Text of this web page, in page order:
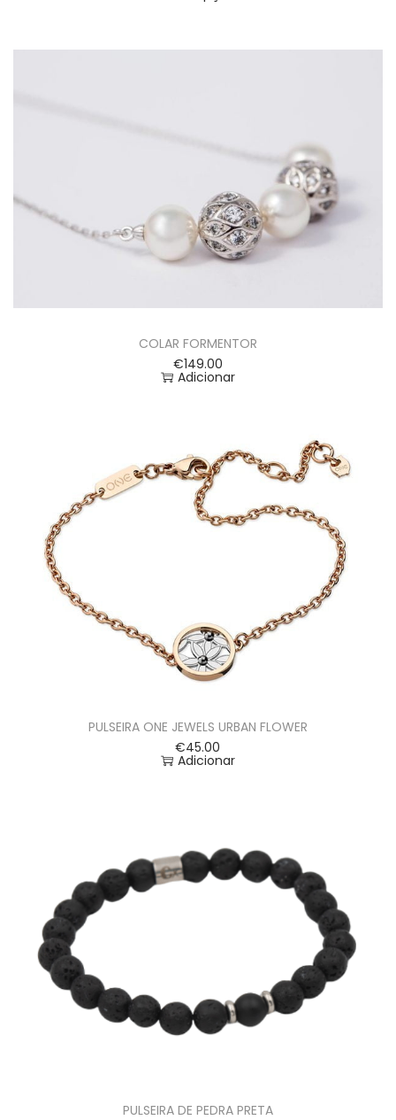
COLAR FORMENTOR
€149.00
Adicionar
PULSEIRA ONE JEWELS URBAN FLOWER
€45.00
Adicionar
PULSEIRA DE PEDRA PRETA